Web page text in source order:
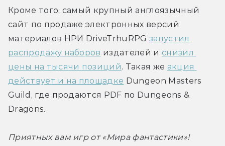
Кроме того, самый крупный англоязычный
сайт по продаже электронных версий
материалов НРИ DriveTrhuRPG запустил
распродажу наборов издателей и снизил
цены на тысячи позиций. Такая же акция
действует и на площадке Dungeon Masters
Guild, где продаются PDF по Dungeons &
Dragons.
Приятных вам игр от «Мира фантастики»!